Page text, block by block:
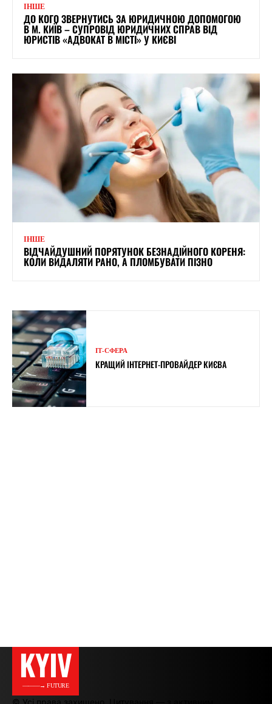
ІНШЕ
ДО КОГО ЗВЕРНУТИСЬ ЗА ЮРИДИЧНОЮ ДОПОМОГОЮ
В М. КИЇВ – СУПРОВІД ЮРИДИЧНИХ СПРАВ ВІД
ЮРИСТІВ «АДВОКАТ В МІСТІ» У КИЄВІ
ІНШЕ
ВІДЧАЙДУШНИЙ ПОРЯТУНОК БЕЗНАДІЙНОГО КОРЕНЯ:
КОЛИ ВИДАЛЯТИ РАНО, А ПЛОМБУВАТИ ПІЗНО
ІТ-СФЕРА
КРАЩИЙ ІНТЕРНЕТ-ПРОВАЙДЕР КИЄВА
KYIV
———→ FUTURE